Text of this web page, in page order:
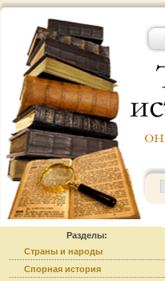
Разделы:
Страны и народы
Спорная история